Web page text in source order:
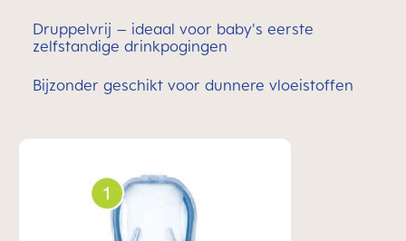
Druppelvrij – ideaal voor baby's eerste
zelfstandige drinkpogingen
Bijzonder geschikt voor dunnere vloeistoffen